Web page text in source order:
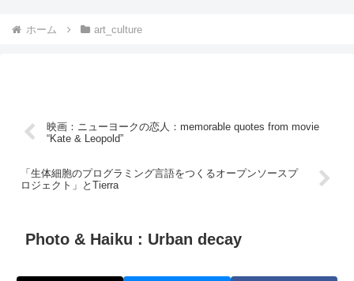
ホーム art_culture
映画：ニューヨークの恋人：memorable quotes from movie
“Kate & Leopold”
「生体細胞のプログラミング言語をつくるオープンソースプ
ロジェクト」とTierra
Photo & Haiku : Urban decay